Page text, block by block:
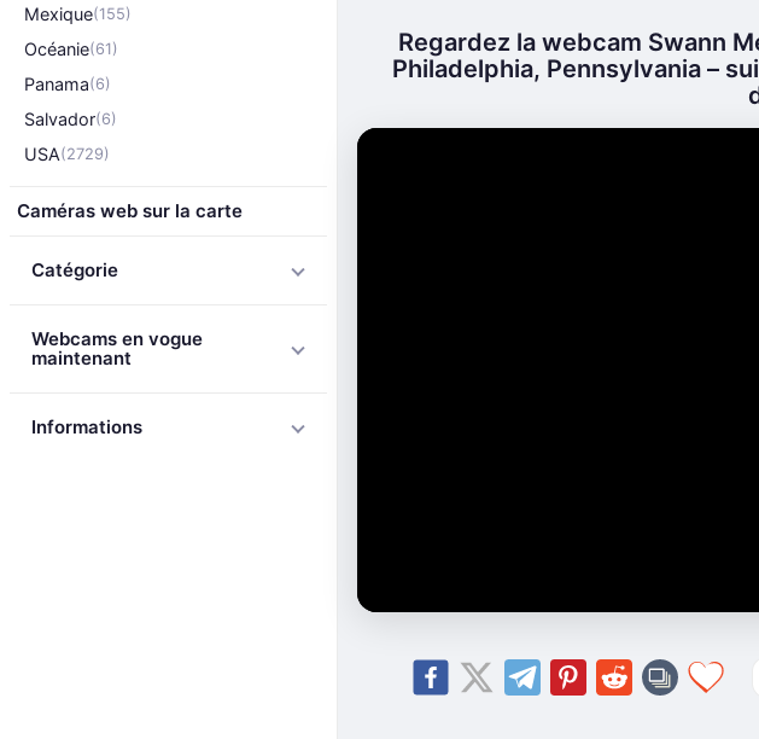
Mexique(155)
Océanie(61)
Panama(6)
Salvador(6)
USA(2729)
Caméras web sur la carte
Catégorie
Webcams en vogue
maintenant
Informations
Regardez la webcam Swann
Philadelphia, Pennsylvania –